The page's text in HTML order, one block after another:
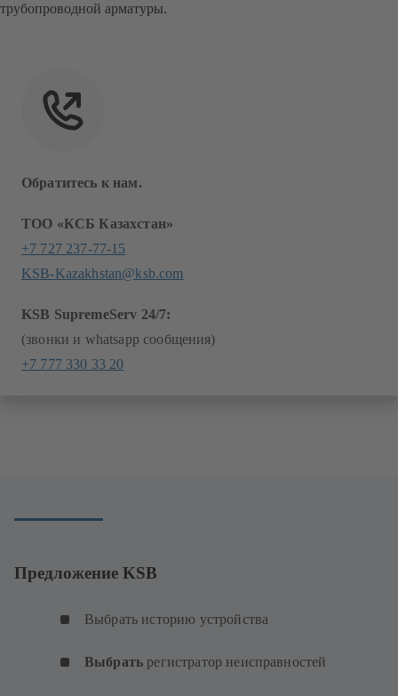
трубопроводной арматуры.
Обратитесь к нам.
ТОО «КСБ Казахстан»
+7 727 237-77-15
KSB-Kazakhstan@ksb.com
KSB SupremeServ 24/7:
(звонки и whatsapp сообщения)
+7 777 330 33 20
Предложение KSB
Выбрать историю устройства
Выбрать регистратор неисправностей